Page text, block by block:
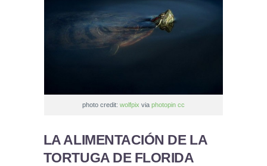
photo credit: wolfpix via photopin cc
LA ALIMENTACIÓN DE LA
TORTUGA DE FLORIDA